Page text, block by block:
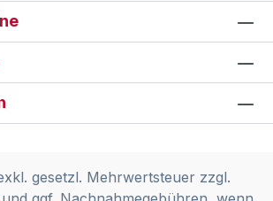
gesetzl. Mehrwertsteuer zzgl.